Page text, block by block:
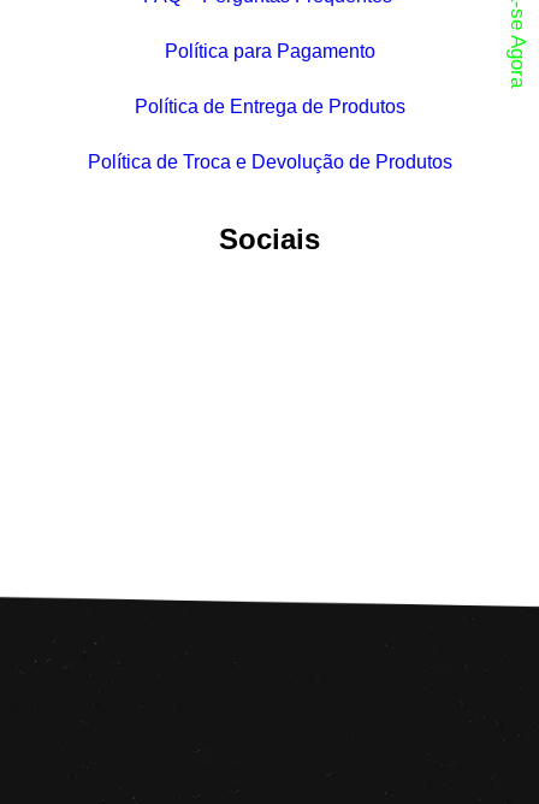
Política para Pagamento
Política de Entrega de Produtos
Política de Troca e Devolução de Produtos
Sociais